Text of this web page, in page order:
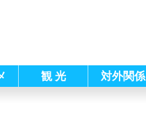
観 光 対外関係